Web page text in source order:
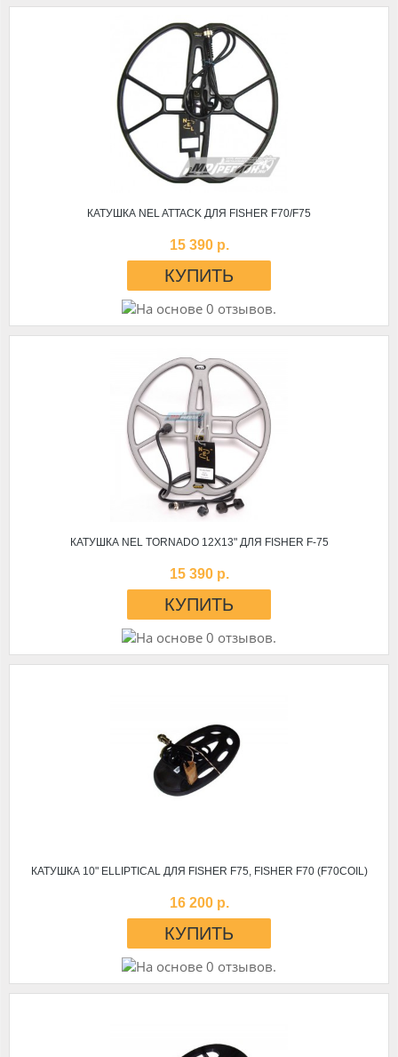
КАТУШКА NEL ATTACK ДЛЯ FISHER F70/F75
15 390 р.
КАТУШКА NEL TORNADO 12X13" ДЛЯ FISHER F-75
15 390 р.
КАТУШКА 10" ELLIPTICAL ДЛЯ FISHER F75, FISHER F70 (F70COIL)
16 200 р.